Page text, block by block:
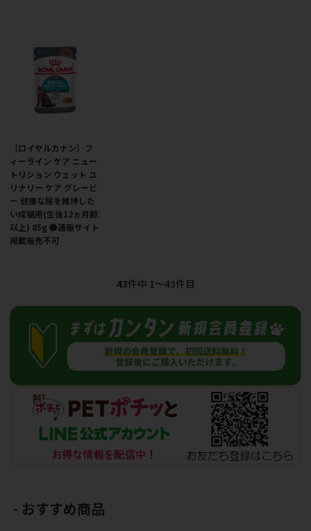
［ロイヤルカナン］フ
ィーライン ケア ニュー
トリション ウェット ユ
リナリー ケア グレービ
ー 健康な尿を維持した
い成猫用(生後12ヵ月齢
以上) 85g ●通販サイト
掲載販売不可
43件中 1〜43件目
おすすめ商品